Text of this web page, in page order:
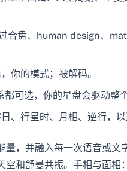
过合盘、human design、
你的模式；被解码。
可选，你的星盘会驱动整个
、行星时、月相、逆行，以
量，并融入每一次语音或文
空和舒曼共振。手相与面相